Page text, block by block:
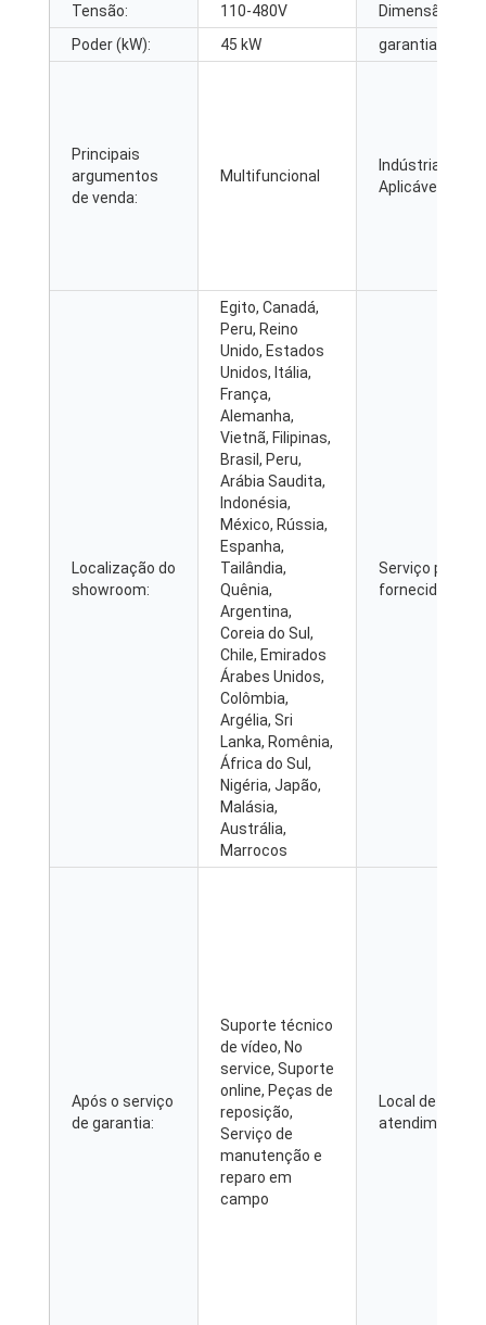
Tensão: 110-480V
Poder (kW):
45 kW garantia:
Principais
argumentos
de venda:
Multifuncional
Indústrias
Aplicáveis:
Localização do
showroom:
Egito, Canadá,
Peru, Reino
Unido, Estados
Unidos, Itália,
França,
Alemanha,
Vietnã, Filipinas,
Brasil, Peru,
Arábia Saudita,
Indonésia,
México, Rússia,
Espanha,
Tailândia,
Quênia,
Argentina,
Coreia do Sul,
Chile, Emirados
Árabes Unidos,
Colômbia,
Argélia, Sri
Lanka, Romênia,
África do Sul,
Nigéria, Japão,
Malásia,
Austrália,
Marrocos
Serviço pós-
fornecido:
Após o serviço
de garantia:
Suporte técnico
de vídeo, No
service, Suporte
online, Peças de
reposição,
Serviço de
manutenção e
reparo em
campo
Local de
atendimento